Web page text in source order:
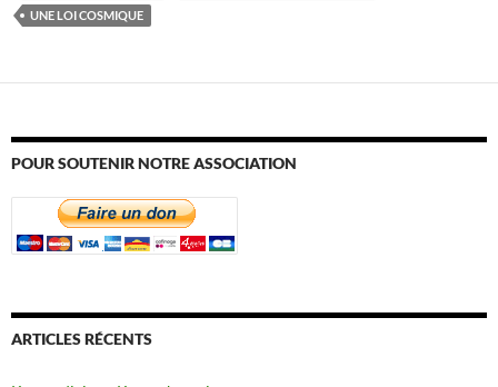
UNE LOI COSMIQUE
POUR SOUTENIR NOTRE ASSOCIATION
ARTICLES RÉCENTS